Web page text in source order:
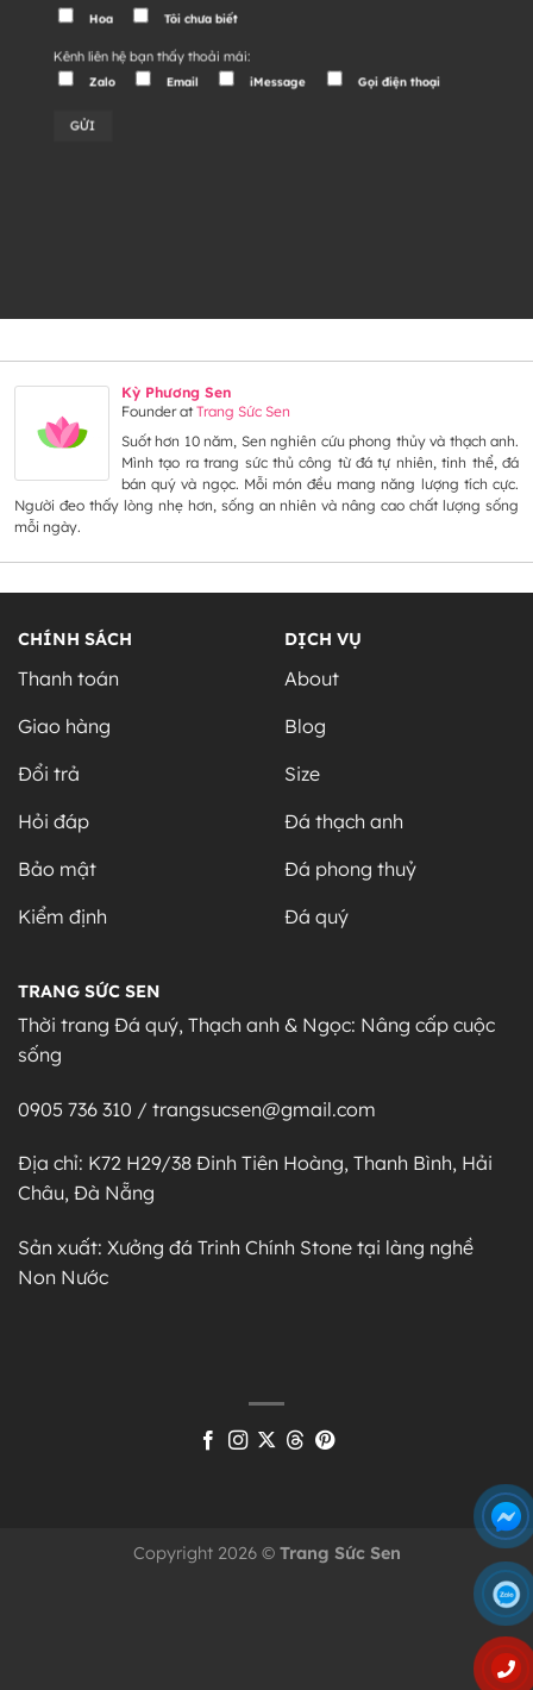
Hoa Tôi chưa biết
Kênh liên hệ bạn thấy thoải mái:
Zalo Email iMessage Gọi điện thoại
Kỳ Phương Sen
FounderatTrang Sức Sen
Suốt hơn 10 năm, Sen nghiên cứu phong thủy và thạch anh.
Mình tạo ra trang sức thủ công từ đá tự nhiên, tinh thể, đá
bán quý và ngọc. Mỗi món đều mang năng lượng tích cực.
Người đeo thấy lòng nhẹ hơn, sống an nhiên và nâng cao chất lượng sống
mỗi ngày.
CHÍNH SÁCH
Thanh toán
Giao hàng
Đổi trả
Hỏi đáp
Bảo mật
Kiểm định
DỊCH VỤ
About
Blog
Size
Đá thạch anh
Đá phong thuỷ
Đá quý
TRANG SỨC SEN
Thời trang Đá quý, Thạch anh & Ngọc: Nâng cấp cuộc
sống
0905 736 310 / trangsucsen@gmail.com
Địa chỉ: K72 H29/38 Đinh Tiên Hoàng, Thanh Bình, Hải
Châu, Đà Nẵng
Sản xuất: Xưởng đá Trinh Chính Stone tại làng nghề
Non Nước
Copyright 2026 © Trang Sức Sen